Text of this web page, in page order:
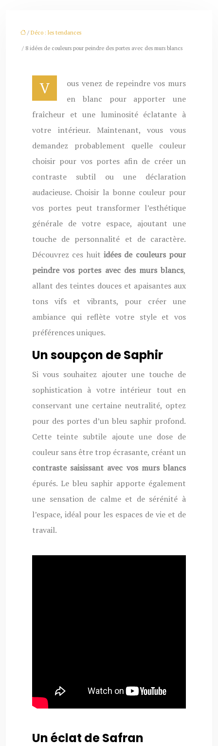
/ Déco : les tendances
/ 8 idées de couleurs pour peindre des portes avec des murs blancs
Vous venez de repeindre vos murs
en blanc pour apporter une
fraîcheur et une luminosité éclatante à
votre intérieur. Maintenant, vous vous
demandez probablement quelle couleur
choisir pour vos portes afin de créer un
contraste subtil ou une déclaration
audacieuse. Choisir la bonne couleur pour
vos portes peut transformer l’esthétique
générale de votre espace, ajoutant une
touche de personnalité et de caractère.
Découvrez ces huit idées de couleurs pour
peindre vos portes avec des murs blancs,
allant des teintes douces et apaisantes aux
tons vifs et vibrants, pour créer une
ambiance qui reflète votre style et vos
préférences uniques.
Un soupçon de Saphir
Si vous souhaitez ajouter une touche de
sophistication à votre intérieur tout en
conservant une certaine neutralité, optez
pour des portes d’un bleu saphir profond.
Cette teinte subtile ajoute une dose de
couleur sans être trop écrasante, créant un
contraste saisissant avec vos murs blancs
épurés. Le bleu saphir apporte également
une sensation de calme et de sérénité à
l’espace, idéal pour les espaces de vie et de
travail.
Un éclat de Safran